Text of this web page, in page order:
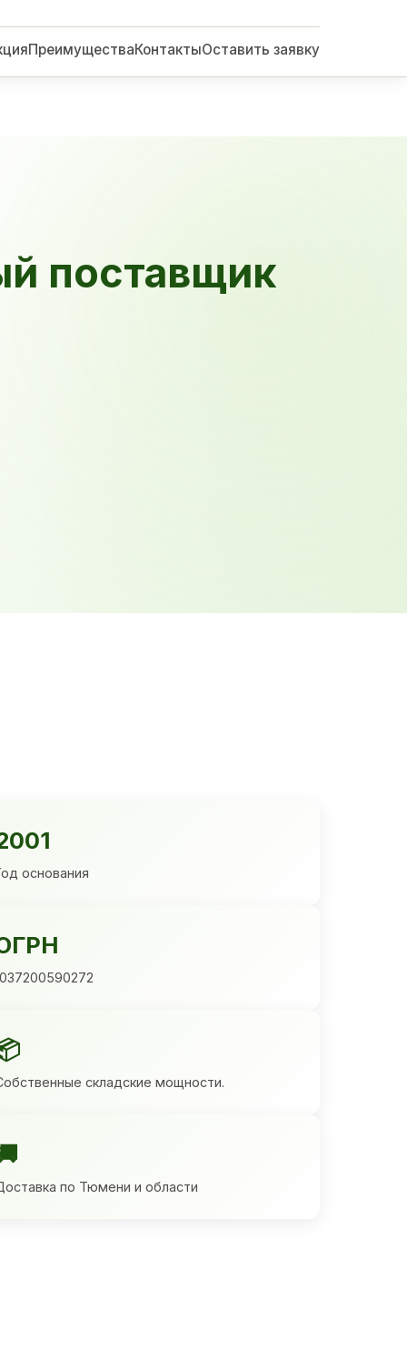
ПреимуществаКонтактыОставить заявку
поставщик
основания
складские мощности.
по Тюмени и области